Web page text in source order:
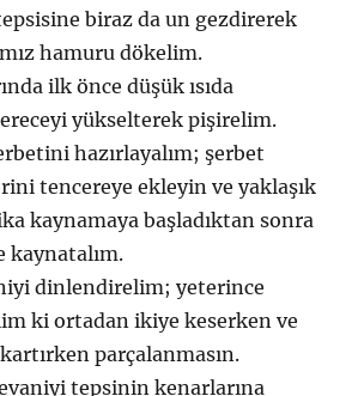
tepsisine biraz da un gezdirerek
hamuru dökelim.
ilk önce düşük ısıda
yükselterek pişirelim.
hazırlayalım; şerbet
tencereye ekleyin ve yaklaşık
kaynamaya başladıktan sonra
kaynatalım.
dinlendirelim; yeterince
ki ortadan ikiye keserken ve
parçalanmasın.
tepsinin kenarlarına